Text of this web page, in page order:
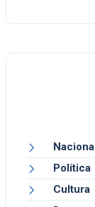
Política
Cultura